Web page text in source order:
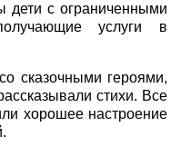
дети с ограниченными
услуги в
сказочными героями,
стихи. Все
хорошее настроение